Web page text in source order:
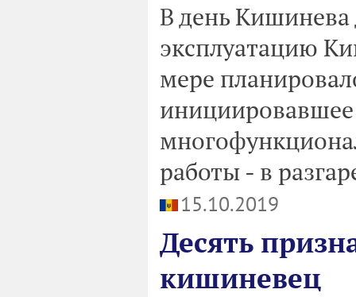
В день
эксплуатацию
мере
инициировавшее
работы - в
15.10.2019
Десять
кишиневец